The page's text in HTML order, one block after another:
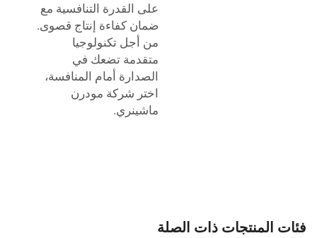
على القدرة التنافسية مع
ضمان كفاءة إنتاج قصوى.
من أجل تكنولوجيا
متقدمة تضعك في
الصدارة أمام المنافسة،
اختر شركة مودرن
ماشينري.
فئات المنتجات ذات الصلة